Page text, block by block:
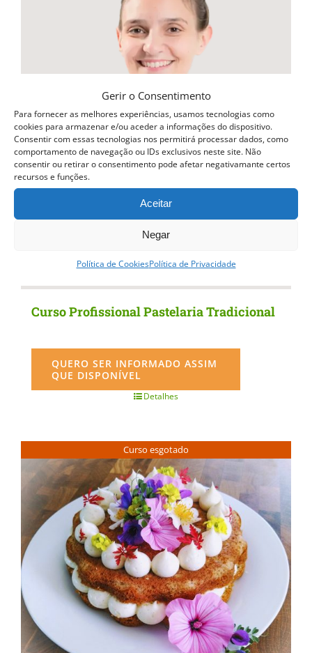
Gerir o Consentimento
Para fornecer as melhores experiências, usamos tecnologias como
cookies para armazenar e/ou aceder a informações do dispositivo.
Consentir com essas tecnologias nos permitirá processar dados, como
comportamento de navegação ou IDs exclusivos neste site. Não
consentir ou retirar o consentimento pode afetar negativamante certos
recursos e funções.
Aceitar
Negar
Política de CookiesPolítica de Privacidade
chosen
on
the
product
Curso Profissional Pastelaria Tradicional
QUERO SER INFORMADO ASSIM
QUE DISPONÍVEL
Detalhes
Curso esgotado